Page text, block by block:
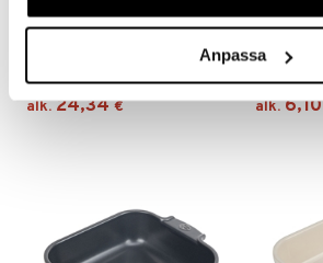
Anpassa
Grand Cru -uuninkestävä vuoka
alk.24,34 €
EXXENT
alk.6,10